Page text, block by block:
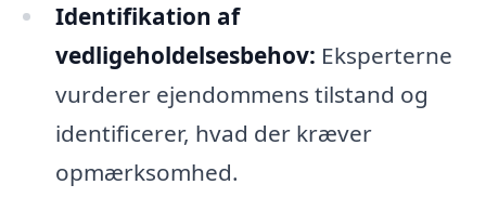
Identifikation af
vedligeholdelsesbehov: Eksperterne
vurderer ejendommens tilstand og
identificerer, hvad der kræver
opmærksomhed.